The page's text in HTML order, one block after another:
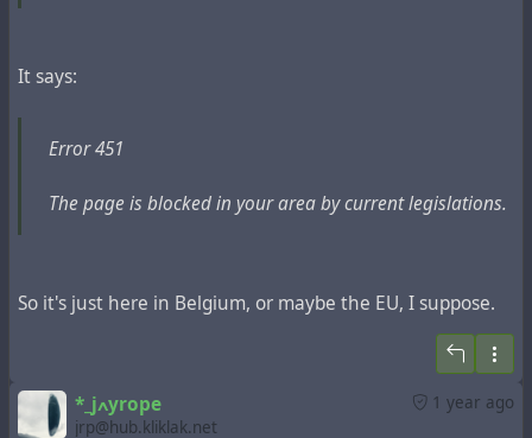
Сегодня мне впервые пришло уведомление от
живого журнала о том, что пару моих старых записей
другом месте они теперь тоже недоступны:
При этой глобальной блокировке, пост с содержанием
идентичным первой записи, но на английском языке,
It says:
Error 451
The page is blocked in your area by current legislations.
So it's just here in Belgium, or maybe the EU, I suppose.
1 year ago *_jߍyrope
jrp@hub.kliklak.net